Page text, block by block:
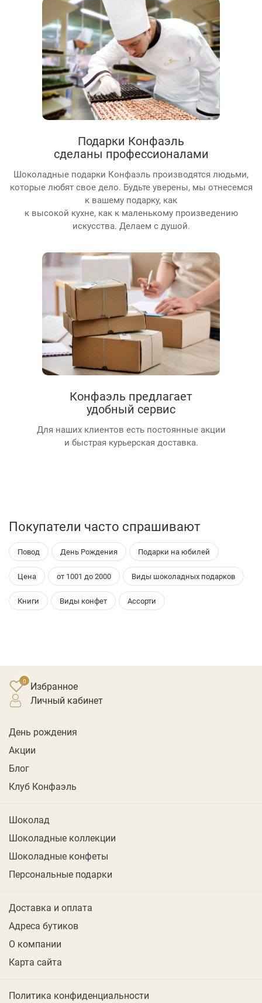
Подарки Конфаэль
сделаны профессионалами
Шоколадные подарки Конфаэль производятся людьми,
которые любят свое дело. Будьте уверены, мы отнесемся
к вашему подарку, как
к высокой кухне, как к маленькому произведению
искусства. Делаем с душой.
Конфаэль предлагает
удобный сервис
Для наших клиентов есть постоянные акции
и быстрая курьерская доставка.
Покупатели часто спрашивают
Повод День Рождения Подарки на юбилей
Цена от 1001 до 2000 Виды шоколадных подарков
Книги Виды конфет Ассорти
Избранное
личный кабинет
День рождения
Акции
Блог
Клуб Конфаэль
Шоколад
Шоколадные коллекции
Шоколадные конфеты
Персональные подарки
Доставка и оплата
Адреса бутиков
О компании
Карта сайта
Политика конфиденциальности